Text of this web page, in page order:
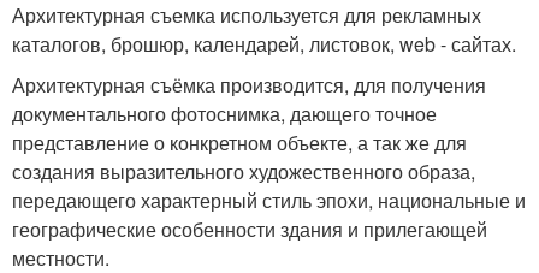
Архитектурная съемка используется для рекламных
каталогов, брошюр, календарей, листовок, web - сайтах.
Архитектурная съёмка производится, для получения
документального фотоснимка, дающего точное
представление о конкретном объекте, а так же для
создания выразительного художественного образа,
передающего характерный стиль эпохи, национальные и
географические особенности здания и прилегающей
местности.